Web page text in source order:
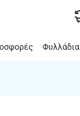
Φυλλάδια